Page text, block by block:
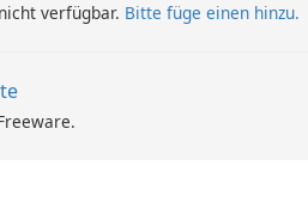
verfügbar. Bitte füge einen hinzu.